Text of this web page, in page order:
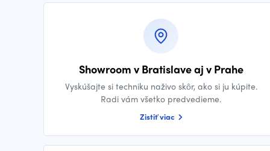
Showroom v Bratislave aj v Prahe
Vyskúšajte si techniku naživo skôr, ako si ju kúpite.
Radi vám všetko predvedieme.
Zistiť viac